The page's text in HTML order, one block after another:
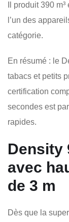
Il produit 390
l’un des
catégorie.
En résumé : le
tabacs et petits
certification
secondes est
rapides.
Density
avec
de 3 m
Dès que la